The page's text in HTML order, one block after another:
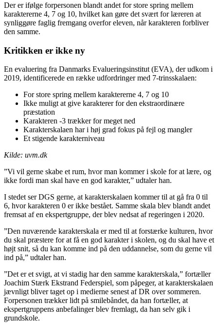
Der er ifølge forpersonen blandt andet for store spring mellem
karaktererne 4, 7 og 10, hvilket kan gøre det svært for læreren at
synliggøre faglig fremgang overfor eleven, når karakteren forbliver
den samme.
Kritikken er ikke ny
En evaluering fra Danmarks Evalueringsinstitut (EVA), der udkom i
2019, identificerede en række udfordringer med 7-trinsskalaen:
For store spring mellem karaktererne 4, 7 og 10
Ikke muligt at give karakterer for den ekstraordinære
præstation
Karakteren -3 trækker for meget ned
Karakterskalaen har i høj grad fokus på fejl og mangler
Et stigende karakterniveau
Kilde: uvm.dk
”Vi vil gerne skabe et rum, hvor man kommer i skole for at lære, og
ikke fordi man skal have en god karakter,” udtaler han.
I stedet ser DGS gerne, at karakterskalaen kommer til at gå fra 0 til
6, hvor karakteren 0 er ikke bestået. Samme skala blev blandt andet
fremsat af en ekspertgruppe, der blev nedsat af regeringen i 2020.
”Den nuværende karakterskala er med til at forstærke kulturen, hvor
du skal præstere for at få en god karakter i skolen, og du skal have et
højt snit, så du kan komme ind på den uddannelse, som du gerne vil
ind på,” udtaler han.
”Det er et svigt, at vi stadig har den samme karakterskala,” fortæller
Joachim Stærk Ekstrand Federspiel, som påpeger, at karakterskalaen
jævnligt bliver taget op i medierne senest af DR over sommeren.
Forpersonen trækker lidt på smilebåndet, da han fortæller, at
ekspertgruppens anbefalinger blev fremlagt, da han selv gik i
grundskole.